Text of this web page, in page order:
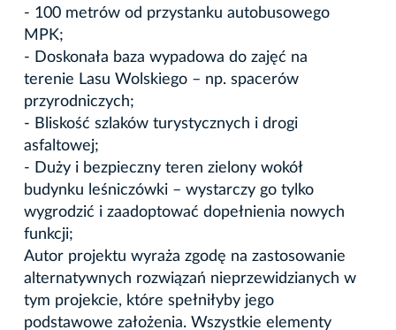
- 100 metrów od przystanku autobusowego
MPK;
- Doskonała baza wypadowa do zajęć na
terenie Lasu Wolskiego – np. spacerów
przyrodniczych;
- Bliskość szlaków turystycznych i drogi
asfaltowej;
- Duży i bezpieczny teren zielony wokół
budynku leśniczówki – wystarczy go tylko
wygrodzić i zaadoptować dopełnienia nowych
funkcji;
Autor projektu wyraża zgodę na zastosowanie
alternatywnych rozwiązań nieprzewidzianych w
tym projekcie, które spełniłyby jego
podstawowe założenia. Wszystkie elementy